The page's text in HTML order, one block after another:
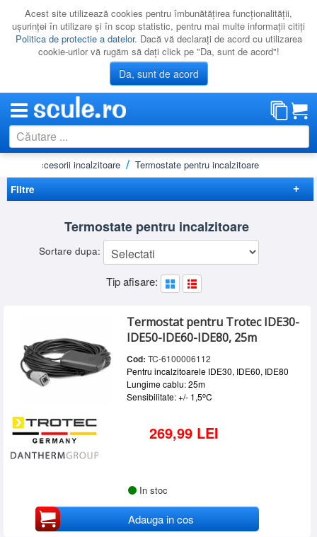
Acest site utilizează cookies pentru îmbunătăţirea funcţionalităţii,
uşurinţei în utilizare şi în scop statistic, pentru mai multe informaţii citiţi
Politica de protectie a datelor. Dacă vă declaraţi de acord cu utilizarea
cookie-urilor vă rugăm să daţi click pe "Da, sunt de acord"!
Da, sunt de acord
CATEGORII
PROMOTII
RESIGILATE
LICHIDARE
INCHIRIERI
BLOG
AUTENTIFICARE
Accesorii incalzitoare
Termostate pentru incalzitoare
Filtre
Elimina filtreleTermostate pentru incalzitoare
Sortare dupa:
Tip afisare:
Termostat pentru Trotec IDE30-
IDE50-IDE60-IDE80, 25m
Cod: TC-6100006112
Pentru incalzitoarele IDE30, IDE60, IDE80
Lungime cablu: 25m
Sensibilitate: +/- 1,5oC
269,99 LEI
In stoc
Adauga in cos